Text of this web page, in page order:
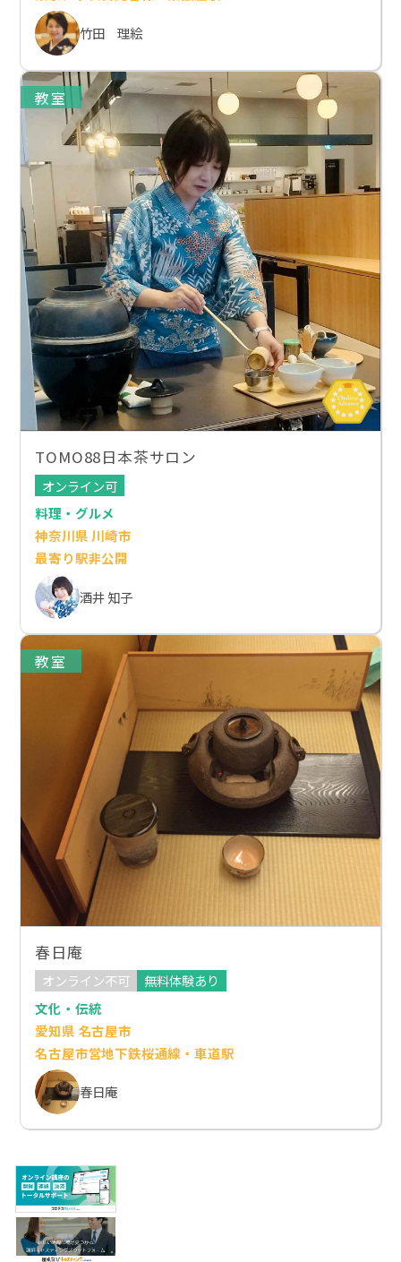
竹田 理絵
教室
TOMO88日本茶サロン
オンライン可
料理・グルメ
神奈川県 川崎市
最寄り駅非公開
酒井 知子
教室
春日庵
オンライン不可
無料体験あり
文化・伝統
愛知県 名古屋市
名古屋市営地下鉄桜通線・車道駅
春日庵